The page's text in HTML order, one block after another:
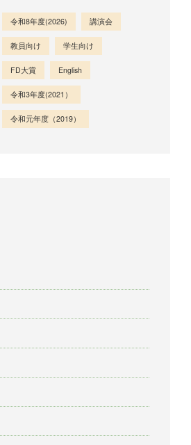
令和8年度(2026) 講演会
教員向け 学生向け
FD大賞 English
令和3年度(2021）
令和元年度（2019）